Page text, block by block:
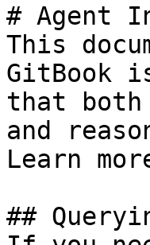
# Agent
This
GitBook
that both
and
Learn
##